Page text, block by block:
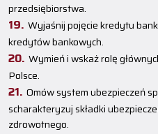
przedsiębiorstwa.
Wyjaśnij pojęcie kredytu
kredytów bankowych.
Wymień i wskaż rolę
Polsce.
Omów system ubezpieczeń
scharakteryzuj składki
zdrowotnego.